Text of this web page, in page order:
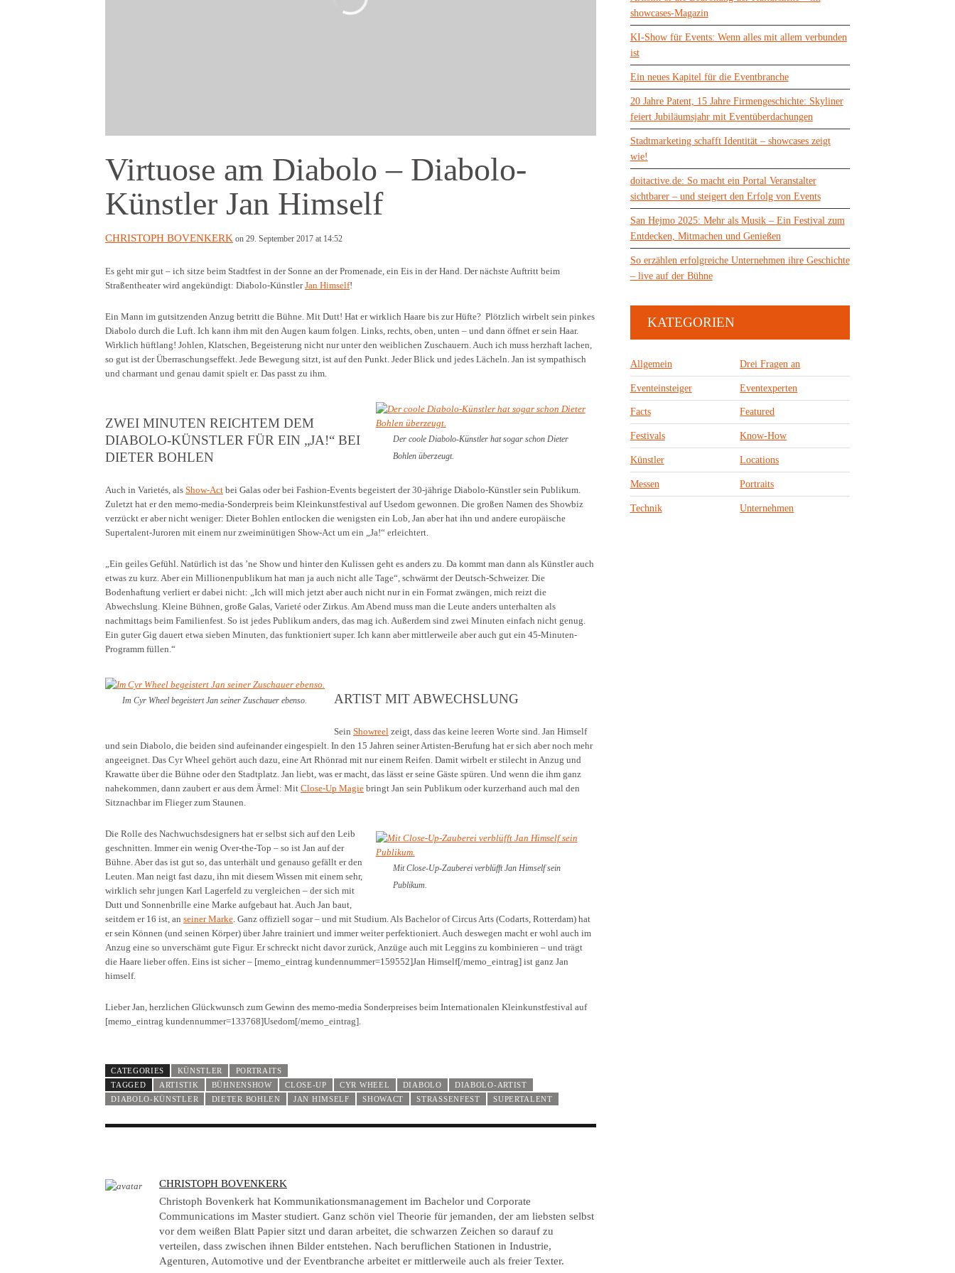
Virtuose am Diabolo – Diabolo-
Künstler Jan Himself
CHRISTOPH BOVENKERK on 29. September 2017 at 14:52
Es geht mir gut – ich sitze beim Stadtfest in der Sonne an der Promenade, ein Eis in der Hand. Der nächste Auftritt beim
Straßentheater wird angekündigt: Diabolo-KünstlerJan Himself!
Ein Mann im gutsitzenden Anzug betritt die Bühne. Mit Dutt! Hat er wirklich Haare bis zur Hüfte? Plötzlich wirbelt sein pinkes
Diabolo durch die Luft. Ich kann ihm mit den Augen kaum folgen. Links, rechts, oben, unten – und dann öffnet er sein Haar.
Wirklich hüftlang! Johlen, Klatschen, Begeisterung nicht nur unter den weiblichen Zuschauern. Auch ich muss herzhaft lachen,
so gut ist der Überraschungseffekt. Jede Bewegung sitzt, ist auf den Punkt. Jeder Blick und jedes Lächeln. Jan ist sympathisch
und charmant und genau damit spielt er. Das passt zu ihm.
Der coole Diabolo-Künstler hat sogar schon Dieter
Bohlen überzeugt.
ZWEI MINUTEN REICHTEM DEM
DIABOLO-KÜNSTLER FÜR EIN „JA!“ BEI
DIETER BOHLEN
Auch in Varietés, als Show-Act bei Galas oder bei Fashion-Events begeistert der 30-jährige Diabolo-Künstler sein Publikum.
Zuletzt hat er den memo-media-Sonderpreis beim Kleinkunstfestival auf Usedom gewonnen. Die großen Namen des Showbiz
verzückt er aber nicht weniger: Dieter Bohlen entlocken die wenigsten ein Lob, Jan aber hat ihn und andere europäische
Supertalent-Juroren mit einem nur zweiminütigen Show-Act um ein „Ja!“ erleichtert.
„Ein geiles Gefühl. Natürlich ist das ’ne Show und hinter den Kulissen geht es anders zu. Da kommt man dann als Künstler auch
etwas zu kurz. Aber ein Millionenpublikum hat man ja auch nicht alle Tage“, schwärmt der Deutsch-Schweizer. Die
Bodenhaftung verliert er dabei nicht: „Ich will mich jetzt aber auch nicht nur in ein Format zwängen, mich reizt die
Abwechslung. Kleine Bühnen, große Galas, Varieté oder Zirkus. Am Abend muss man die Leute anders unterhalten als
nachmittags beim Familienfest. So ist jedes Publikum anders, das mag ich. Außerdem sind zwei Minuten einfach nicht genug.
Ein guter Gig dauert etwa sieben Minuten, das funktioniert super. Ich kann aber mittlerweile aber auch gut ein 45-Minuten-
Programm füllen.“
Im Cyr Wheel begeistert Jan seiner Zuschauer ebenso. ARTIST MIT ABWECHSLUNG
Sein Showreel zeigt, dass das keine leeren Worte sind. Jan Himself
und sein Diabolo, die beiden sind aufeinander eingespielt. In den 15 Jahren seiner Artisten-Berufung hat er sich aber noch mehr
angeeignet. Das Cyr Wheel gehört auch dazu, eine Art Rhönrad mit nur einem Reifen. Damit wirbelt er stilecht in Anzug und
Krawatte über die Bühne oder den Stadtplatz. Jan liebt, was er macht, das lässt er seine Gäste spüren. Und wenn die ihm ganz
nahekommen, dann zaubert er aus dem Ärmel: Mit Close-Up Magie bringt Jan sein Publikum oder kurzerhand auch mal den
Sitznachbar im Flieger zum Staunen.
Mit Close-Up-Zauberei verblüfft Jan Himself sein
Publikum.
Die Rolle des Nachwuchsdesigners hat er selbst sich auf den Leib
geschnitten. Immer ein wenig Over-the-Top – so ist Jan auf der
Bühne. Aber das ist gut so, das unterhält und genauso gefällt er den
Leuten. Man neigt fast dazu, ihn mit diesem Wissen mit einem sehr,
wirklich sehr jungen Karl Lagerfeld zu vergleichen – der sich mit
Dutt und Sonnenbrille eine Marke aufgebaut hat. Auch Jan baut,
seitdem er 16 ist, an seiner Marke . Ganz offiziell sogar – und mit Studium. Als Bachelor of Circus Arts (Codarts, Rotterdam) hat
er sein Können (und seinen Körper) über Jahre trainiert und immer weiter perfektioniert. Auch deswegen macht er wohl auch im
Anzug eine so unverschämt gute Figur. Er schreckt nicht davor zurück, Anzüge auch mit Leggins zu kombinieren – und trägt
die Haare lieber offen. Eins ist sicher – [memo_eintrag kundennummer=159552]Jan Himself[/memo_eintrag] ist ganz Jan
himself.
Lieber Jan, herzlichen Glückwunsch zum Gewinn des memo-media Sonderpreises beim Internationalen Kleinkunstfestival auf
[memo_eintrag kundennummer=133768]Usedom[/memo_eintrag].
CATEGORIES KÜNSTLER
PORTRAITS
TAGGED
ARTISTIK BÜHNENSHOW CLOSE-UP CYR WHEEL DIABOLO
DIABOLO-ARTIST
DIABOLO-KÜNSTLER
DIETER BOHLEN JAN HIMSELF SHOWACT STRASSENFEST SUPERTALENT
A
U
T
H
O
R
CHRISTOPH BOVENKERK
Christoph Bovenkerk hat Kommunikationsmanagement im Bachelor und Corporate
Communications im Master studiert. Ganz schön viel Theorie für jemanden, der am liebsten selbst
vor dem weißen Blatt Papier sitzt und daran arbeitet, die schwarzen Zeichen so darauf zu
verteilen, dass zwischen ihnen Bilder entstehen. Nach beruflichen Stationen in Industrie,
Agenturen, Automotive und der Eventbranche arbeitet er mittlerweile auch als freier Texter.
showcases-Magazin
KI-Show für Events: Wenn alles mit allem verbunden
ist
Ein neues Kapitel für die Eventbranche
20 Jahre Patent, 15 Jahre Firmengeschichte: Skyliner
feiert Jubiläumsjahr mit Eventüberdachungen
Stadtmarketing schafft Identität – showcases zeigt
wie!
doitactive.de: So macht ein Portal Veranstalter
sichtbarer – und steigert den Erfolg von Events
San Hejmo 2025: Mehr als Musik – Ein Festival zum
Entdecken, Mitmachen und Genießen
So erzählen erfolgreiche Unternehmen ihre Geschichte
– live auf der Bühne
KATEGORIEN
Allgemein Drei Fragen an
Eventeinsteiger Eventexperten
Facts Featured
Festivals Know-How
Künstler Locations
Messen Portraits
Technik Unternehmen